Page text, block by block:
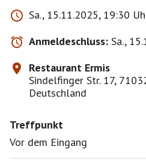
Sa., 15.11.2025, 19:30
Anmeldeschluss: Sa.,
Restaurant Ermis
Sindelfinger Str. 17,
Deutschland
Treffpunkt
Vor dem Eingang